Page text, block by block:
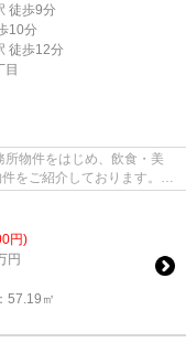
徒歩9分
10分
徒歩12分
目
物件をはじめ、飲食・美
をご紹介しております。
円)
円
57.19㎡